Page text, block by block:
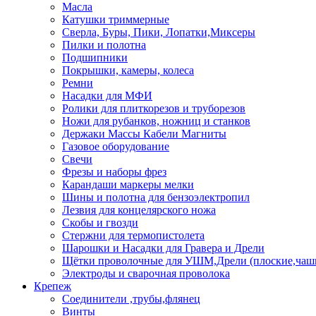
Масла
Катушки триммерные
Сверла, Буры, Пики, Лопатки,Миксеры
Пилки и полотна
Подшипники
Покрышки, камеры, колеса
Ремни
Насадки для МФИ
Ролики для плиткорезов и труборезов
Ножи для рубанков, ножниц и станков
Держаки Массы Кабели Магниты
Газовое оборудование
Свечи
Фрезы и наборы фрез
Карандаши маркеры мелки
Шины и полотна для бензоэлектропил
Лезвия для концелярского ножа
Скобы и гвозди
Стержни для термопистолета
Шарошки и Насадки для Гравера и Дрели
Щётки проволочные для УШМ,Дрели
Электроды и сварочная проволока
Крепеж
Соединители ,трубы,флянец
Винты